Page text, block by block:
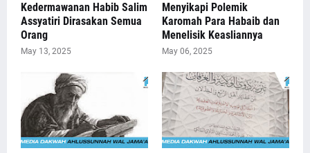
Kedermawanan Habib Salim
Assyatiri Dirasakan Semua
Orang
May 13, 2025
Menyikapi Polemik
Karomah Para Habaib dan
Menelisik Keasliannya
May 06, 2025